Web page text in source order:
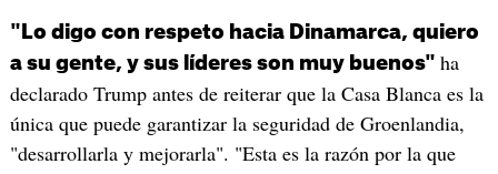
"Lo digo con respeto hacia Dinamarca, quiero
a su gente, y sus líderes son muy buenos" ha
declarado Trump antes de reiterar que la Casa Blanca es la
única que puede garantizar la seguridad de Groenlandia,
"desarrollarla y mejorarla". "Esta es la razón por la que